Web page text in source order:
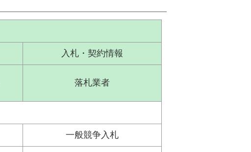
入札・契約情報
落札業者
一般競争入札